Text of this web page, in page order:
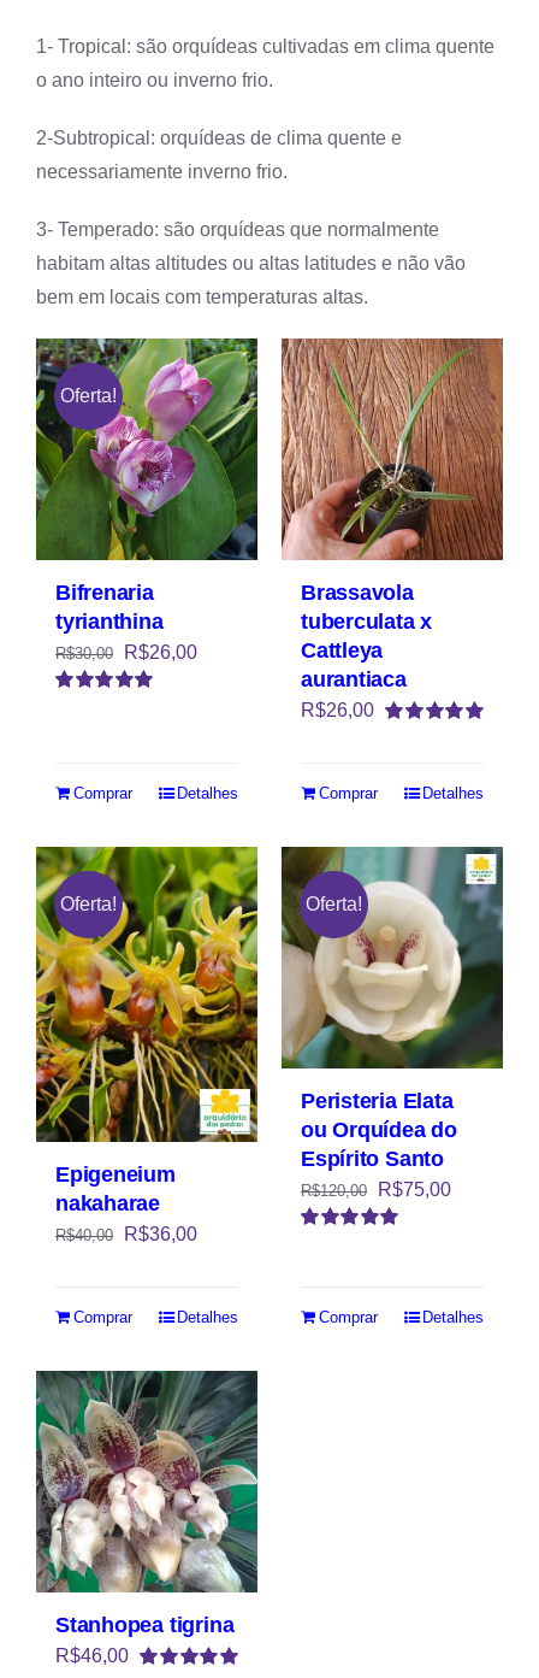
1- Tropical: são orquídeas cultivadas em clima quente
o ano inteiro ou inverno frio.
2-Subtropical: orquídeas de clima quente e
necessariamente inverno frio.
3- Temperado: são orquídeas que normalmente
habitam altas altitudes ou altas latitudes e não vão
bem em locais com temperaturas altas.
Oferta!
Bifrenaria
tyrianthina
R$30,00 R$26,00
Comprar Detalhes
Brassavola
tuberculata x
Cattleya
aurantiaca
R$26,00
Comprar Detalhes
Oferta!
Epigeneium
nakaharae
R$40,00 R$36,00
Comprar Detalhes
Oferta!
Peristeria Elata
ou Orquídea do
Espírito Santo
R$120,00 R$75,00
Comprar Detalhes
Stanhopea tigrina
R$46,00